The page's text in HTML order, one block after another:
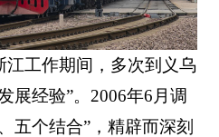
江工作期间，多次到义乌
展经验”。2006年6月调
五个结合”，精辟而深刻